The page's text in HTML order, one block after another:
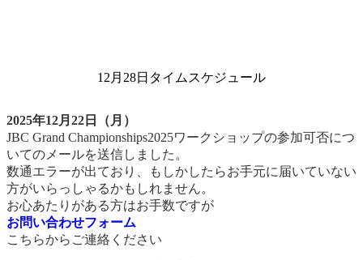
12月28日タイムスケジュール
2025年12月22日（月）
JBC Grand Championships2025ワークショップの参加可否につ
いてのメールを送信しました。
数通エラーが出ており、もしかしたらお手元に届いていない
方がいらっしゃるかもしれません。
お心あたりがある方はお手数ですが
お問い合わせフォーム
こちらからご連絡ください